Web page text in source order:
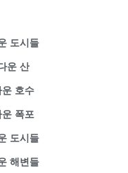
도시들
운 산
호수
폭포
도시들
해변들